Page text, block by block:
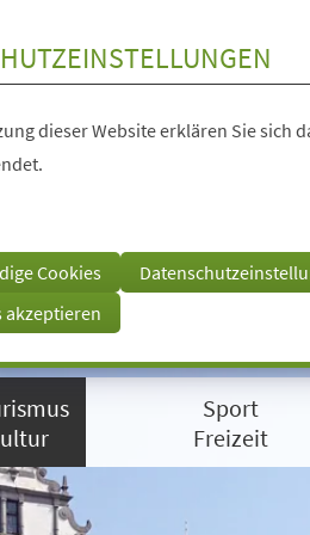
dieser Website erklären Sie sich
Cookies
akzeptieren
Sport
Freizeit